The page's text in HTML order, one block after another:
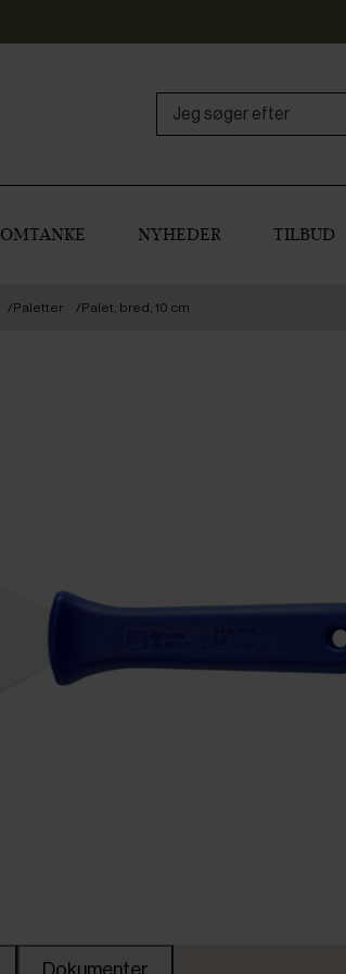
OMTANKE NYHEDER TILBUD
Paletter Palet, bred, 10 cm
Dokumenter